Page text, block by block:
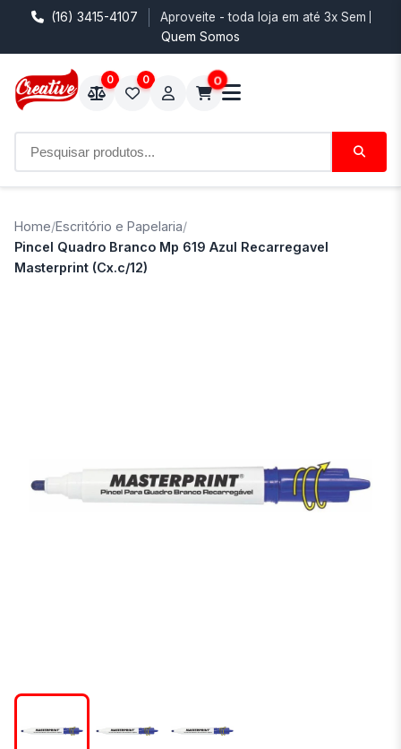
(16) 3415-4107 Aproveite - toda loja em até 3x Sem
Quem Somos
0 0 0
Home/Escritório e Papelaria/
Pincel Quadro Branco Mp 619 Azul Recarregavel
Masterprint (Cx.c/12)